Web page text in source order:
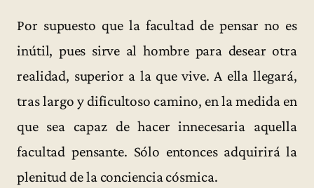
Por supuesto que la facultad de pensar no es
inútil, pues sirve al hombre para desear otra
realidad, superior a la que vive. A ella llegará,
tras largo y dificultoso camino, en la medida en
que sea capaz de hacer innecesaria aquella
facultad pensante. Sólo entonces adquirirá la
plenitud de la conciencia cósmica.